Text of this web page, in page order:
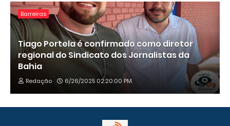
Barreiras
Tiago Portela é confirmado como diretor
regional do Sindicato dos Jornalistas da
Bahia
Redação 6/26/2025 02:20:00 PM